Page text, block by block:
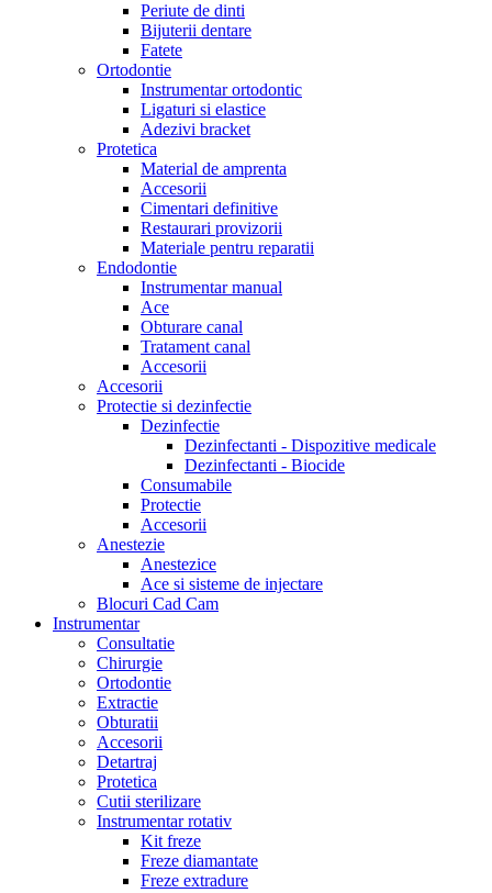
Periute de dinti
Bijuterii dentare
Fatete
Ortodontie
Instrumentar ortodontic
Ligaturi si elastice
Adezivi bracket
Protetica
Material de amprenta
Accesorii
Cimentari definitive
Restaurari provizorii
Materiale pentru reparatii
Endodontie
Instrumentar manual
Ace
Obturare canal
Tratament canal
Accesorii
Accesorii
Protectie si dezinfectie
Dezinfectie
Dezinfectanti - Dispozitive medicale
Dezinfectanti - Biocide
Consumabile
Protectie
Accesorii
Anestezie
Anestezice
Ace si sisteme de injectare
Blocuri Cad Cam
Instrumentar
Consultatie
Chirurgie
Ortodontie
Extractie
Obturatii
Accesorii
Detartraj
Protetica
Cutii sterilizare
Instrumentar rotativ
Kit freze
Freze diamantate
Freze extradure